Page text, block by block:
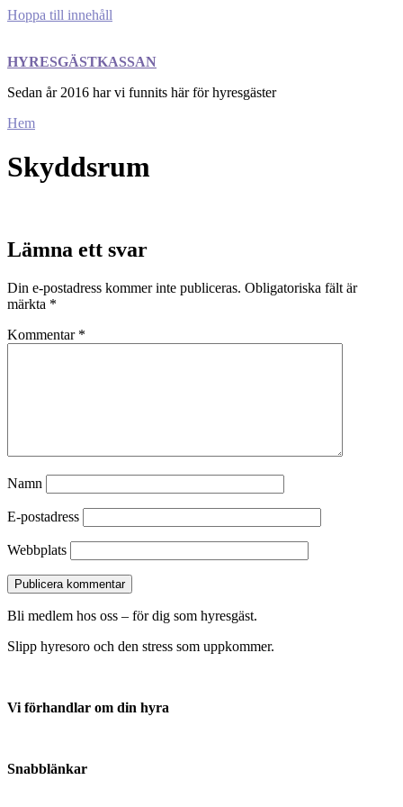
Hoppa till innehåll
HYRESGÄSTKASSAN
Sedan år 2016 har vi funnits här för hyresgäster
Hem
Skyddsrum
Lämna ett svar
Din e-postadress kommer inte publiceras. Obligatoriska fält är
märkta *
Kommentar *
Namn
E-postadress
Webbplats
Bli medlem hos oss – för dig som hyresgäst.
Slipp hyresoro och den stress som uppkommer.
Vi förhandlar om din hyra
Snabblänkar